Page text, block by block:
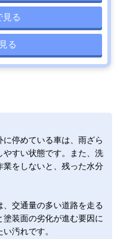
見る
る
停めている車は、雨ざら
やすい状態です。また、洗
をしないと、残った水分
、交通量の多い道路を走る
装面の劣化が進む要因に
汚れです。